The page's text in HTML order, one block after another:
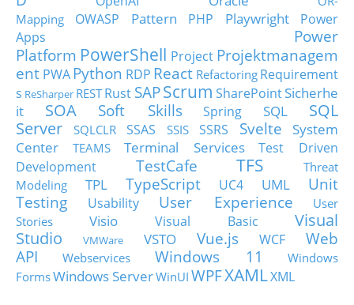
Mapping
OWASP Pattern PHP Playwright
Power
Apps
Power
Platform PowerShell Project Projektmanagem
ent PWA Python RDP React Refactoring Requirement
s ReSharper RESTRust SAPScrum SharePointSicherhe
it
SOA Soft Skills Spring SQL
SQL
Server
SQLCLR SSAS SSIS SSRS Svelte
System
Center
TEAMS Terminal Services
Test Driven
Development
TestCafe TFS
Threat
Modeling
TPL TypeScript UC4 UML
Unit
Testing
Usability User Experience
User
Stories
Visio Visual Basic
Visual
Studio
VMWare VSTO Vue.js WCF
Web
API
Webservices Windows 11
Windows
FormsWindows ServerWinUI WPFXAMLXML